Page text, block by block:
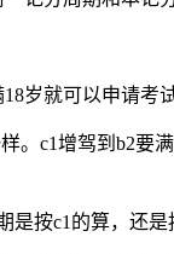
岁就可以申请考
。c1增驾到b2要
是按c1的算，还